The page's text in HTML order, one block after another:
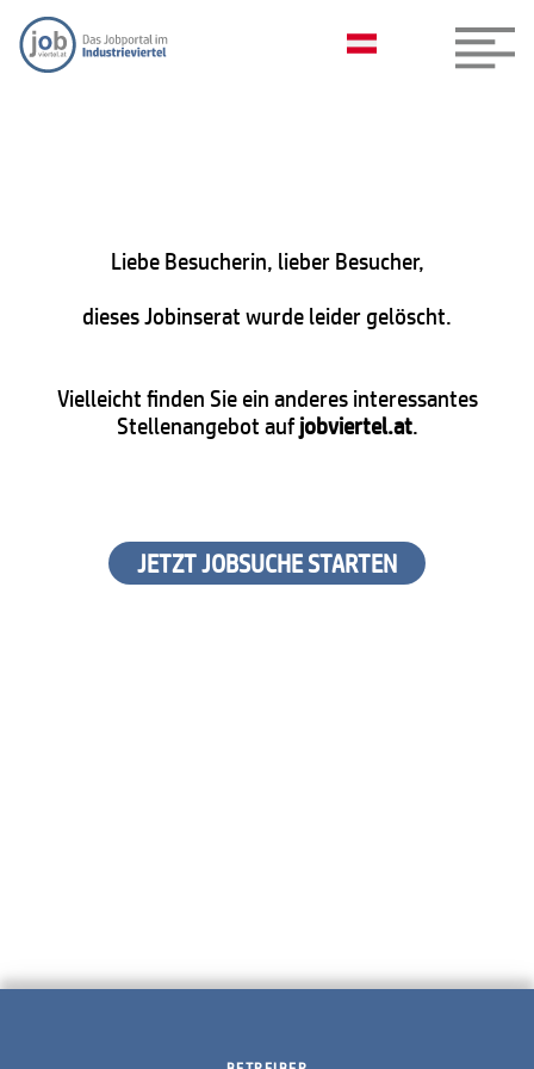
Liebe Besucherin, lieber Besucher,
dieses Jobinserat wurde leider gelöscht.
Vielleicht finden Sie ein anderes interessantes
Stellenangebot aufjobviertel.at.
JETZT JOBSUCHE STARTEN